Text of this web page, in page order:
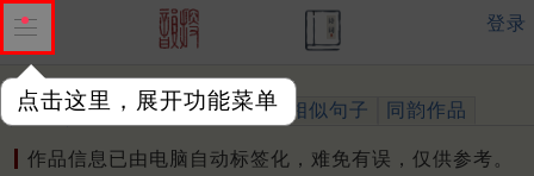
点击这里，展开功能菜单
登录
作品 标注四声 出处、引用 相似句子 同韵作品
作品信息已由电脑自动标签化，难免有误，仅供参考。